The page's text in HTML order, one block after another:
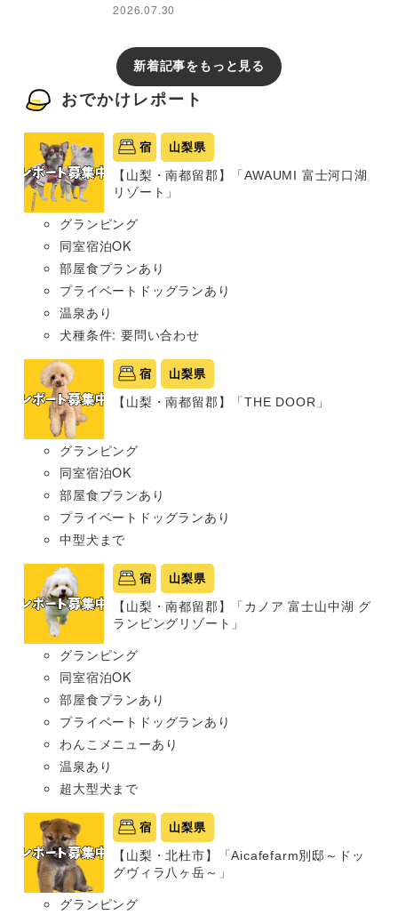
2026.07.30
新着記事をもっと見る
おでかけレポート
宿 山梨県
【山梨・南都留郡】「AWAUMI 富士河口湖
リゾート」
グランピング
同室宿泊OK
部屋食プランあり
プライベートドッグランあり
温泉あり
犬種条件: 要問い合わせ
宿 山梨県
【山梨・南都留郡】「THE DOOR」
グランピング
同室宿泊OK
部屋食プランあり
プライベートドッグランあり
中型犬まで
宿 山梨県
【山梨・南都留郡】「カノア 富士山中湖 グ
ランピングリゾート」
グランピング
同室宿泊OK
部屋食プランあり
プライベートドッグランあり
わんこメニューあり
温泉あり
超大型犬まで
宿 山梨県
【山梨・北杜市】「Aicafefarm別邸～ドッ
グヴィラ八ヶ岳～」
グランピング